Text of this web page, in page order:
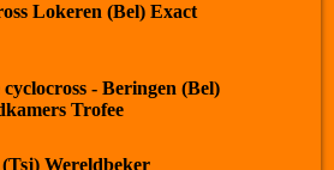
Lokeren (Bel) Exact
- Beringen (Bel)
Trofee
Wereldbeker